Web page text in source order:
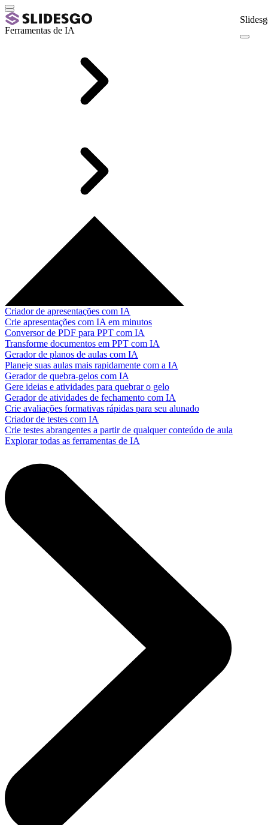
Ferramentas de IA
Criador de apresentações com IA
Crie apresentações com IA em minutos
Conversor de PDF para PPT com IA
Transforme documentos em PPT com IA
Gerador de planos de aulas com IA
Planeje suas aulas mais rapidamente com a IA
Gerador de quebra-gelos com IA
Gere ideias e atividades para quebrar o gelo
Gerador de atividades de fechamento com IA
Crie avaliações formativas rápidas para seu alunado
Criador de testes com IA
Crie testes abrangentes a partir de qualquer conteúdo de aula
Explorar todas as ferramentas de IA